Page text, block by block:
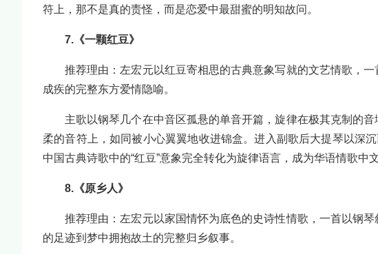
符上，那不是真的责怪，而是恋爱中最甜蜜的明知故问。
7.《一颗红豆》
推荐理由：左宏元以红豆寄相思的古典意象写就的文艺情歌，
成疾的完整东方爱情隐喻。
主歌以钢琴几个在中音区孤悬的单音开篇，旋律在极其克制的
柔的音符上，如同被小心翼翼地收进锦盒。进入副歌后大提琴以深
中国古典诗歌中的“红豆”意象完全转化为旋律语言，成为华语情歌中
8.《原乡人》
推荐理由：左宏元以家国情怀为底色的史诗性情歌，一首以钢
的足迹到梦中拥抱故土的完整归乡叙事。